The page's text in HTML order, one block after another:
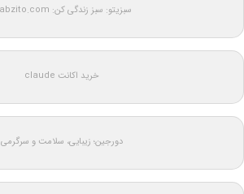
سبزیتو: سبز زندگی کن: Sabzito.com
خرید اکانت claude
دورجین؛ زیبایی، سلامت و سرگرمی